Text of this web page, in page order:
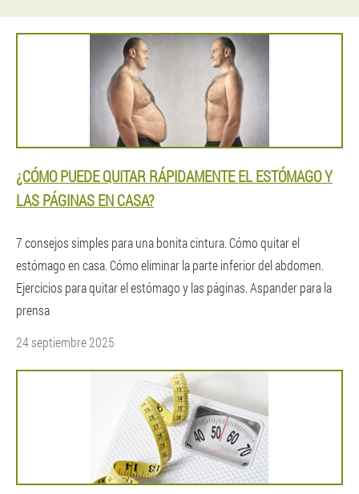
¿CÓMO PUEDE QUITAR RÁPIDAMENTE EL ESTÓMAGO Y
LAS PÁGINAS EN CASA?
7 consejos simples para una bonita cintura. Cómo quitar el
estómago en casa. Cómo eliminar la parte inferior del abdomen.
Ejercicios para quitar el estómago y las páginas. Aspander para la
prensa
24 septiembre 2025